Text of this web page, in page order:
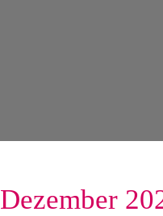
Dezember